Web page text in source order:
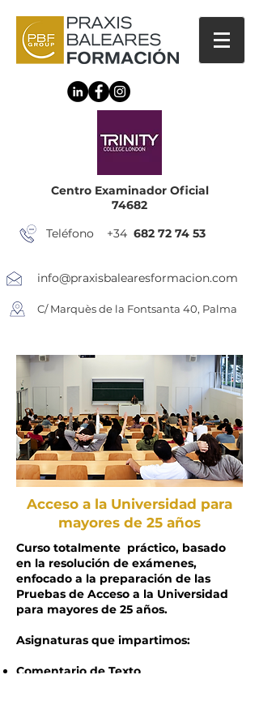
Centro Examinador Oficial
74682
Teléfono +34 682 72 74 53
info@praxisbalearesformacion.com
C/ Marquès de la Fontsanta 40, Palma
Acceso a la Universidad para
mayores de 25 años
Curso totalmente práctico, basado
en la resolución de exámenes,
enfocado a la preparación de las
Pruebas de Acceso a la Universidad
para mayores de 25 años.
Asignaturas que impartimos:
Comentario de Texto